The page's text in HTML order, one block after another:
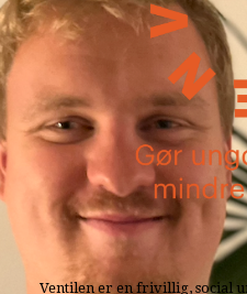
Ventilen er en frivillig, social